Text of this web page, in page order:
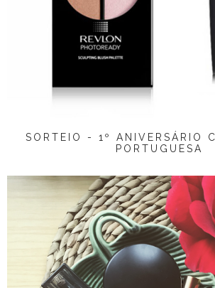
SORTEIO - 1º ANIVERSÁRIO
PORTUGUESA